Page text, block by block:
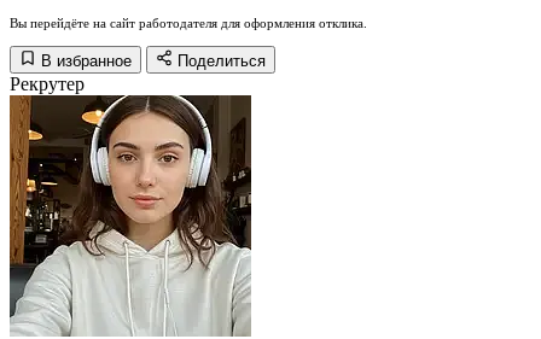
Вы перейдёте на сайт работодателя для оформления отклика.
В избранное Поделиться
Рекрутер